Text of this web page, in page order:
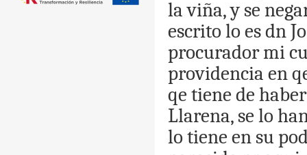
la viña,y se
escrito lo esdn
procurador mi
providencia en
qe tiene de haber
Llarena, se lo
lo tiene en su